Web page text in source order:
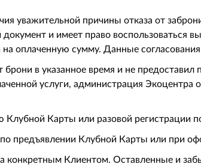
уважительной причины отказа от
и имеет право воспользоваться
оплаченную сумму. Данные
в указанное время и не
услуги, администрация Экоцентра
Карты или разовой регистрации
предъявлении Клубной Карты или при
конкретным Клиентом. Оставленные и